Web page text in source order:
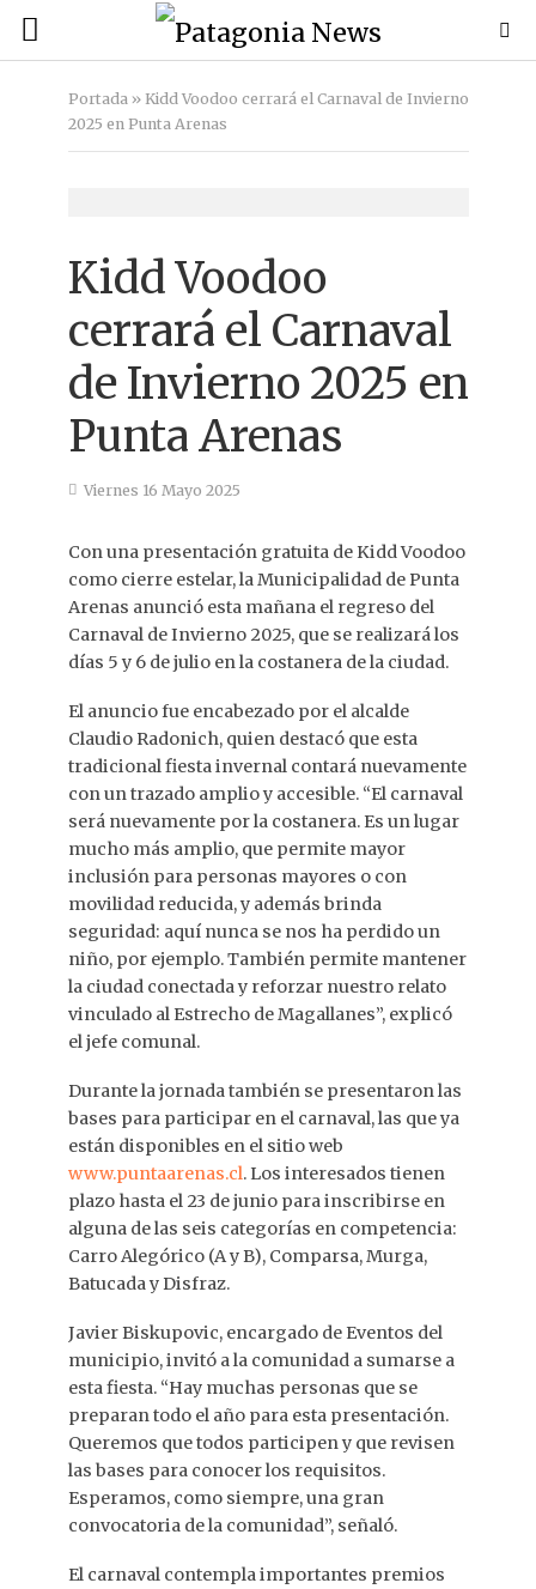
Portada» Kidd Voodoo cerrará el Carnaval de Invierno
2025 en Punta Arenas
Kidd Voodoo
cerrará el Carnaval
de Invierno 2025 en
Punta Arenas
Viernes 16 Mayo 2025
Con una presentación gratuita de Kidd Voodoo
como cierre estelar, la Municipalidad de Punta
Arenas anunció esta mañana el regreso del
Carnaval de Invierno 2025, que se realizará los
días 5 y 6 de julio en la costanera de la ciudad.
El anuncio fue encabezado por el alcalde
Claudio Radonich, quien destacó que esta
tradicional fiesta invernal contará nuevamente
con un trazado amplio y accesible. “El carnaval
será nuevamente por la costanera. Es un lugar
mucho más amplio, que permite mayor
inclusión para personas mayores o con
movilidad reducida, y además brinda
seguridad: aquí nunca se nos ha perdido un
niño, por ejemplo. También permite mantener
la ciudad conectada y reforzar nuestro relato
vinculado al Estrecho de Magallanes”, explicó
el jefe comunal.
Durante la jornada también se presentaron las
bases para participar en el carnaval, las que ya
están disponibles en el sitio web
www.puntaarenas.cl. Los interesados tienen
plazo hasta el 23 de junio para inscribirse en
alguna de las seis categorías en competencia:
Carro Alegórico (A y B), Comparsa, Murga,
Batucada y Disfraz.
Javier Biskupovic, encargado de Eventos del
municipio, invitó a la comunidad a sumarse a
esta fiesta. “Hay muchas personas que se
preparan todo el año para esta presentación.
Queremos que todos participen y que revisen
las bases para conocer los requisitos.
Esperamos, como siempre, una gran
convocatoria de la comunidad”, señaló.
El carnaval contempla importantes premios